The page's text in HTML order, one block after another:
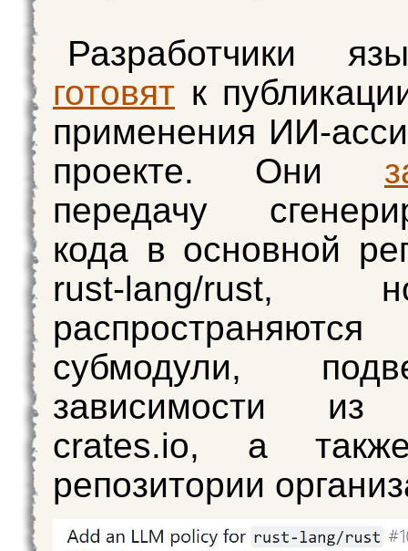
Разработчики
готовят к
применения ИИ-
проекте. Они
передачу
кода в основной
rust-lang/
субмодули,
зависимости из
crates.io, а
репозитории